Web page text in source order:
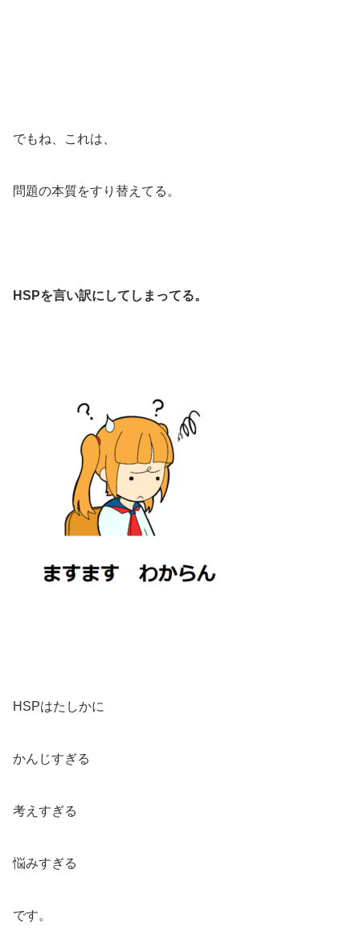
でもね、これは、
問題の本質をすり替えてる。
HSPを言い訳にしてしまってる。
HSPはたしかに
かんじすぎる
考えすぎる
悩みすぎる
です。